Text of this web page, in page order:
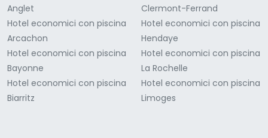
Anglet
Hotel economici con piscina
Arcachon
Hotel economici con piscina
Bayonne
Hotel economici con piscina
Biarritz
Clermont-Ferrand
Hotel economici con piscina
Hendaye
Hotel economici con piscina
La Rochelle
Hotel economici con piscina
Limoges